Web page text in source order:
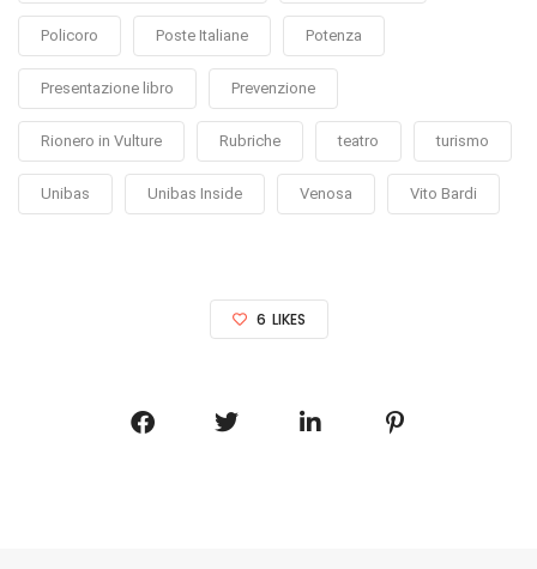
Policoro Poste Italiane Potenza
Presentazione libro Prevenzione
Rionero in Vulture Rubriche teatro turismo
Unibas Unibas Inside Venosa Vito Bardi
6 LIKES